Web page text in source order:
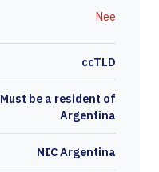
Nee
ccTLD
Must be a resident of
Argentina
NIC Argentina